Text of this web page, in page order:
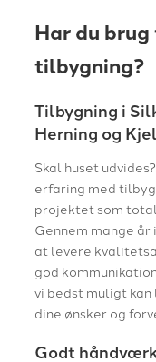
Har du
tilbygning?
Tilbygning i
Herning og
Skal huset
erfaring med
projektet som
Gennem mange
at levere
god
vi bedst muligt
dine ønsker og
Godt